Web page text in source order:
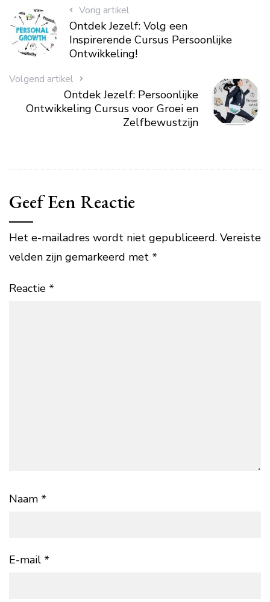
Vorig artikel
Ontdek Jezelf: Volg een
Inspirerende Cursus Persoonlijke
Ontwikkeling!
Volgend artikel
Ontdek Jezelf: Persoonlijke
Ontwikkeling Cursus voor Groei en
Zelfbewustzijn
Geef Een Reactie
Het e-mailadres wordt niet gepubliceerd. Vereiste
velden zijn gemarkeerd met *
Reactie *
Naam *
E-mail *